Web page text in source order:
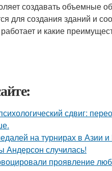
создавать объемные
для создания зданий и
и какие
сдвиг:
на турнирах в Азии
Андерсон случилась!
проявление